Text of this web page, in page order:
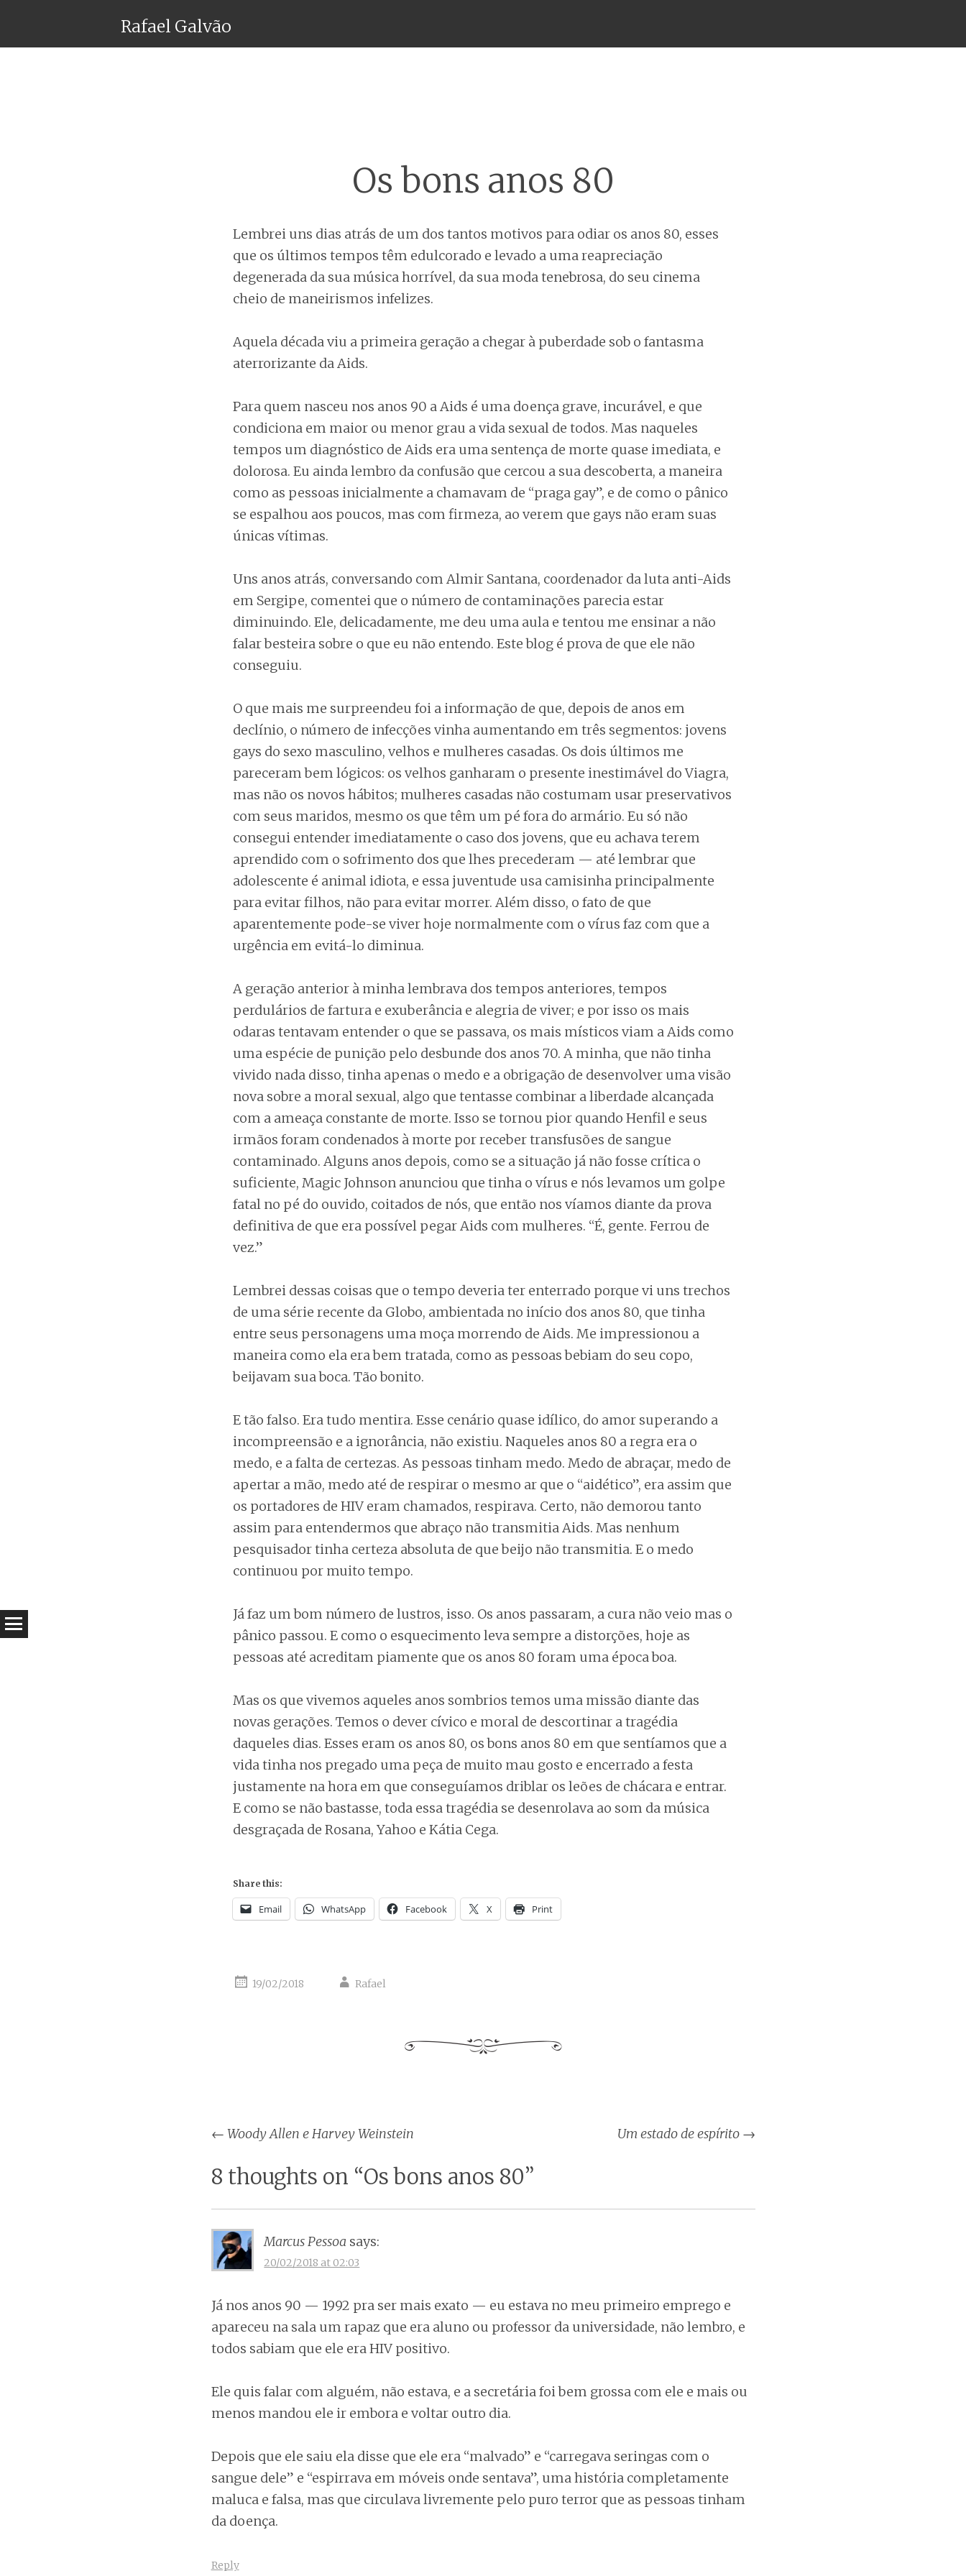
Rafael Galvão
Os bons anos 80
Lembrei uns dias atrás de um dos tantos motivos para odiar os anos 80, esses
que os últimos tempos têm edulcorado e levado a uma reapreciação
degenerada da sua música horrível, da sua moda tenebrosa, do seu cinema
cheio de maneirismos infelizes.
Aquela década viu a primeira geração a chegar à puberdade sob o fantasma
aterrorizante da Aids.
Para quem nasceu nos anos 90 a Aids é uma doença grave, incurável, e que
condiciona em maior ou menor grau a vida sexual de todos. Mas naqueles
tempos um diagnóstico de Aids era uma sentença de morte quase imediata, e
dolorosa. Eu ainda lembro da confusão que cercou a sua descoberta, a maneira
como as pessoas inicialmente a chamavam de “praga gay”, e de como o pânico
se espalhou aos poucos, mas com firmeza, ao verem que gays não eram suas
únicas vítimas.
Uns anos atrás, conversando com Almir Santana, coordenador da luta anti-Aids
em Sergipe, comentei que o número de contaminações parecia estar
diminuindo. Ele, delicadamente, me deu uma aula e tentou me ensinar a não
falar besteira sobre o que eu não entendo. Este blog é prova de que ele não
conseguiu.
O que mais me surpreendeu foi a informação de que, depois de anos em
declínio, o número de infecções vinha aumentando em três segmentos: jovens
gays do sexo masculino, velhos e mulheres casadas. Os dois últimos me
pareceram bem lógicos: os velhos ganharam o presente inestimável do Viagra,
mas não os novos hábitos; mulheres casadas não costumam usar preservativos
com seus maridos, mesmo os que têm um pé fora do armário. Eu só não
consegui entender imediatamente o caso dos jovens, que eu achava terem
aprendido com o sofrimento dos que lhes precederam — até lembrar que
adolescente é animal idiota, e essa juventude usa camisinha principalmente
para evitar filhos, não para evitar morrer. Além disso, o fato de que
aparentemente pode-se viver hoje normalmente com o vírus faz com que a
urgência em evitá-lo diminua.
A geração anterior à minha lembrava dos tempos anteriores, tempos
perdulários de fartura e exuberância e alegria de viver; e por isso os mais
odaras tentavam entender o que se passava, os mais místicos viam a Aids como
uma espécie de punição pelo desbunde dos anos 70. A minha, que não tinha
vivido nada disso, tinha apenas o medo e a obrigação de desenvolver uma visão
nova sobre a moral sexual, algo que tentasse combinar a liberdade alcançada
com a ameaça constante de morte. Isso se tornou pior quando Henfil e seus
irmãos foram condenados à morte por receber transfusões de sangue
contaminado. Alguns anos depois, como se a situação já não fosse crítica o
suficiente, Magic Johnson anunciou que tinha o vírus e nós levamos um golpe
fatal no pé do ouvido, coitados de nós, que então nos víamos diante da prova
definitiva de que era possível pegar Aids com mulheres. “É, gente. Ferrou de
vez.”
Lembrei dessas coisas que o tempo deveria ter enterrado porque vi uns trechos
de uma série recente da Globo, ambientada no início dos anos 80, que tinha
entre seus personagens uma moça morrendo de Aids. Me impressionou a
maneira como ela era bem tratada, como as pessoas bebiam do seu copo,
beijavam sua boca. Tão bonito.
E tão falso. Era tudo mentira. Esse cenário quase idílico, do amor superando a
incompreensão e a ignorância, não existiu. Naqueles anos 80 a regra era o
medo, e a falta de certezas. As pessoas tinham medo. Medo de abraçar, medo de
apertar a mão, medo até de respirar o mesmo ar que o “aidético”, era assim que
os portadores de HIV eram chamados, respirava. Certo, não demorou tanto
assim para entendermos que abraço não transmitia Aids. Mas nenhum
pesquisador tinha certeza absoluta de que beijo não transmitia. E o medo
continuou por muito tempo.
Já faz um bom número de lustros, isso. Os anos passaram, a cura não veio mas o
pânico passou. E como o esquecimento leva sempre a distorções, hoje as
pessoas até acreditam piamente que os anos 80 foram uma época boa.
Mas os que vivemos aqueles anos sombrios temos uma missão diante das
novas gerações. Temos o dever cívico e moral de descortinar a tragédia
daqueles dias. Esses eram os anos 80, os bons anos 80 em que sentíamos que a
vida tinha nos pregado uma peça de muito mau gosto e encerrado a festa
justamente na hora em que conseguíamos driblar os leões de chácara e entrar.
E como se não bastasse, toda essa tragédia se desenrolava ao som da música
desgraçada de Rosana, Yahoo e Kátia Cega.
Share this:
Email WhatsApp Facebook X Print
19/02/2018 Rafael
Post
navigation
← Woody Allen e Harvey Weinstein Um estado de espírito →
8 thoughts on “Os bons anos 80”
Marcus Pessoa says:
20/02/2018 at 02:03
Já nos anos 90 — 1992 pra ser mais exato — eu estava no meu primeiro emprego e
apareceu na sala um rapaz que era aluno ou professor da universidade, não lembro, e
todos sabiam que ele era HIV positivo.
Ele quis falar com alguém, não estava, e a secretária foi bem grossa com ele e mais ou
menos mandou ele ir embora e voltar outro dia.
Depois que ele saiu ela disse que ele era “malvado” e “carregava seringas com o
sangue dele” e “espirrava em móveis onde sentava”, uma história completamente
maluca e falsa, mas que circulava livremente pelo puro terror que as pessoas tinham
da doença.
Reply